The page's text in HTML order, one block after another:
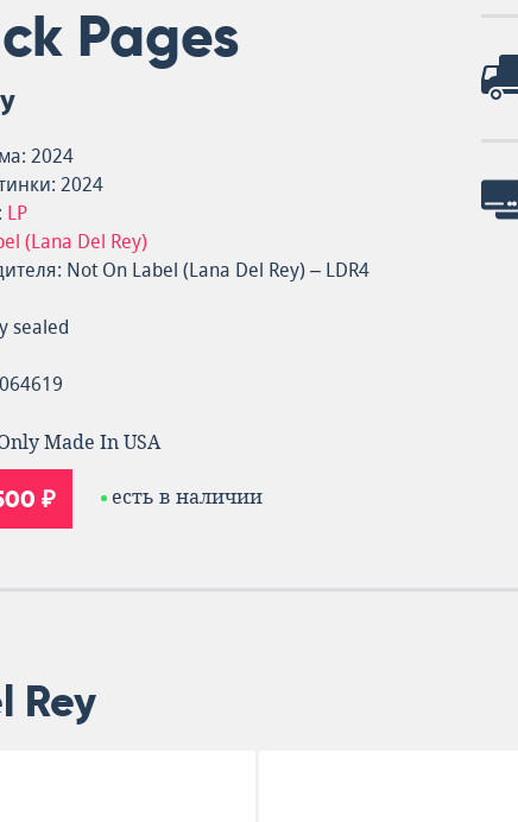
Pages
2024
2024
LP
(Lana Del Rey)
Not On Label (Lana Del Rey) – LDR4
sealed
Made In USA
₽ есть в наличии
Rey